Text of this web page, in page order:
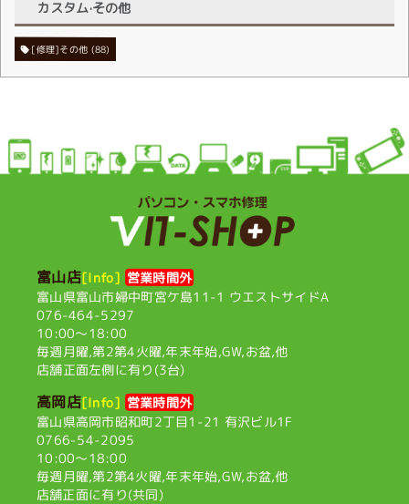
カスタム·その他
[修理]その他 (88)
富山店[Info] 営業時間外
富山県富山市婦中町宮ケ島11-1 ウエストサイドA
076-464-5297
10:00〜18:00
毎週月曜,第2第4火曜,年末年始,GW,お盆,他
店舗正面左側に有り(3台)
高岡店[Info] 営業時間外
富山県高岡市昭和町2丁目1-21 有沢ビル1F
0766-54-2095
10:00〜18:00
毎週月曜,第2第4火曜,年末年始,GW,お盆,他
店舗正面に有り(共同)